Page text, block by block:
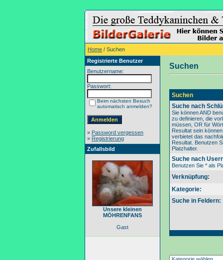
Home / Suchen
Registrierte Benutzer
Benutzername:
Passwort:
Beim nächsten Besuch
automatisch anmelden?
» Password vergessen
» Registrierung
Zufallsbild
Unsere kleinen
MÖHRENFANS
Gast
Suchen
Suchen
Suche nach
Sie können AND
zu definieren, die
müssen, OR für
Resultat sein
verbietet das
Resultat. Benutzen
Platzhalter.
Suche nach
Benutzen Sie * als
Verknüpfung:
Kategorie:
Suche in Feldern: